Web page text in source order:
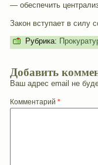
— обеспечить
Закон вступает в силу
Рубрика:
Добавить
Ваш адрес email не
Комментарий *